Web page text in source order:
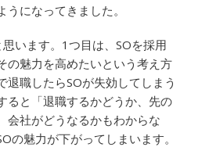
になってきました。
います。1つ目は、SOを採用
の魅力を高めたいという考え方
退職したらSOが失効してしまう
ると「退職するかどうか、先の
会社がどうなるかもわからな
の魅力が下がってしまいます。